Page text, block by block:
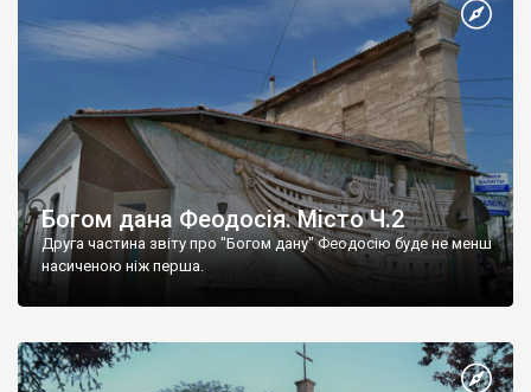
Богом дана Феодосія. Місто Ч.2
Друга частина звіту про "Богом дану" Феодосію буде не менш
насиченою ніж перша.